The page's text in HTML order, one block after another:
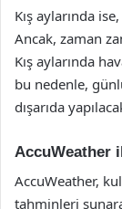
Kış aylarında
Ancak, zaman
Kış aylarında
bu nedenle,
dışarıda
AccuWeather
AccuWeather,
tahminleri